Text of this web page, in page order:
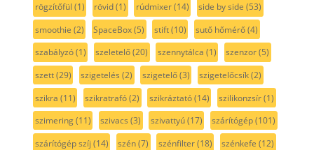
rögzítőfül (1) rövid(1) rúdmixer(14) side by side (53)
smoothie (2) SpaceBox(5) stift(10) sutő hőmérő(4)
szabályzó(1) szeletelő(20) szennytálca (1) szenzor(5)
szett(29) szigetelés (2) szigetelő(3) szigetelőcsík(2)
szikra (11) szikratrafó(2) szikráztató(14) szilikonzsír(1)
szimering(11) szivacs (3) szivattyú(17) szárítógép(101)
szárítógép szíj (14) szén(7) szénfilter(18) szénkefe (12)